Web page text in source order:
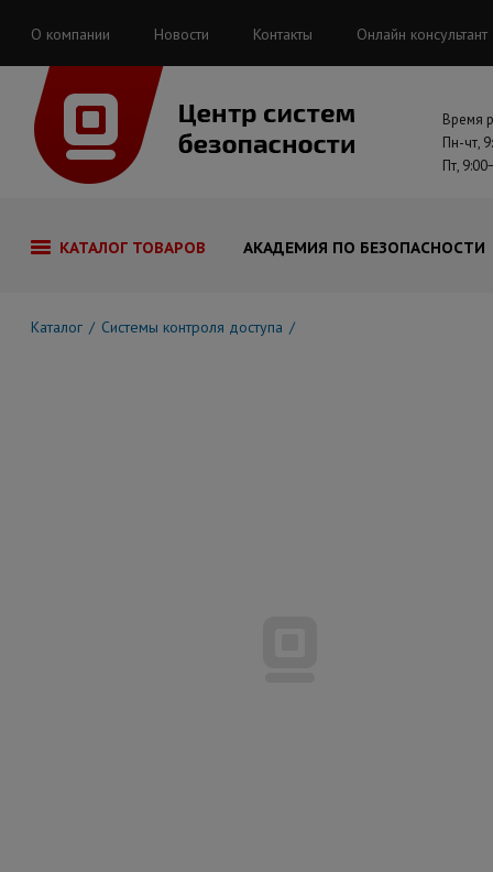
О компании Новости Контакты Онлайн консультант
Время
Пн-чт,
Пт,
КАТАЛОГ ТОВАРОВ АКАДЕМИЯ ПО БЕЗОПАСНОСТИ
Каталог Системы контроля доступа